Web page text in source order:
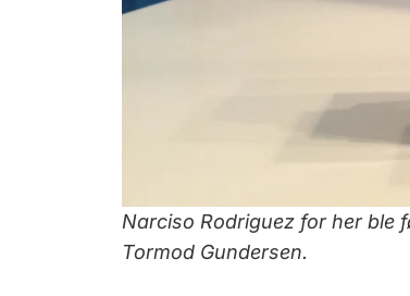
Narciso Rodriguez for her ble
Tormod Gundersen.